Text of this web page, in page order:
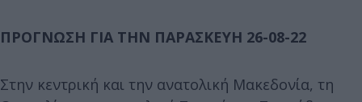
ΠΡΟΓΝΩΣΗ ΓΙΑ ΤΗΝ ΠΑΡΑΣΚΕΥΗ 26-08-22
Στην κεντρική και την ανατολική Μακεδονία, τη